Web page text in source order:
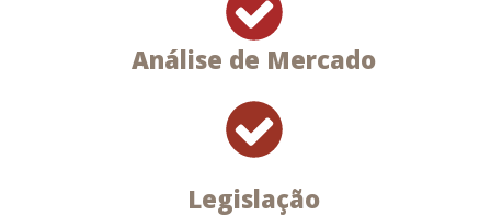
Análise de Mercado
Legislação